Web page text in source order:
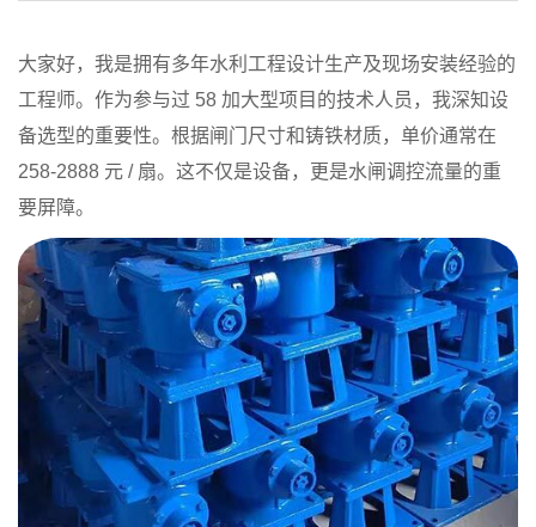
大家好，我是拥有多年水利工程设计生产及现场安装经验的
工程师。作为参与过 58 加大型项目的技术人员，我深知设
备选型的重要性。根据闸门尺寸和铸铁材质，单价通常在
258-2888 元 / 扇。这不仅是设备，更是水闸调控流量的重
要屏障。